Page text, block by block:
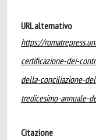
URL alternativo
https://
certificazione-dei-
della-conciliazione-
tredicesimo-annuale-
Citazione